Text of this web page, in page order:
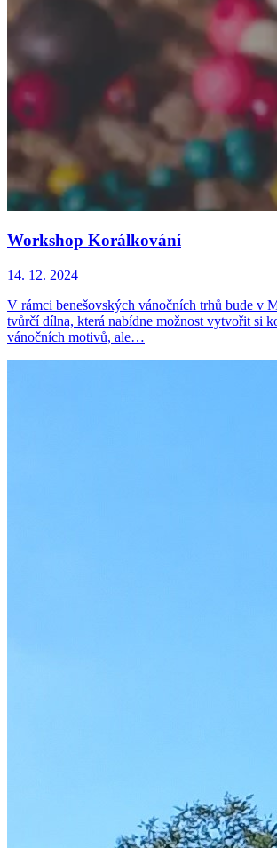
Workshop Korálkování
14. 12. 2024
V rámci benešovských vánočních trhů bude v
tvůrčí dílna, která nabídne možnost vytvořit si
vánočních motivů, ale…